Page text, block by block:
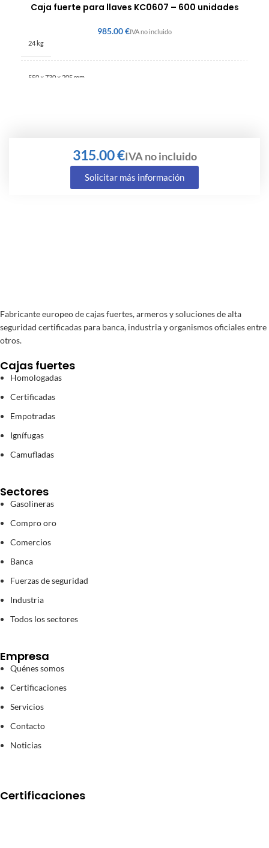
Caja fuerte para llaves KC0607 – 600 unidades
€
24 kg
550 × 730 × 205 mm
€
Solicitar más información
Fabricante europeo de cajas fuertes, armeros y soluciones de alta
seguridad certificadas para banca, industria y organismos oficiales entre
otros.
Cajas fuertes
Homologadas
Certificadas
Empotradas
Ignífugas
Camufladas
Sectores
Gasolineras
Compro oro
Comercios
Banca
Fuerzas de seguridad
Industria
Todos los sectores
Empresa
Quénes somos
Certificaciones
Servicios
Contacto
Noticias
Certificaciones